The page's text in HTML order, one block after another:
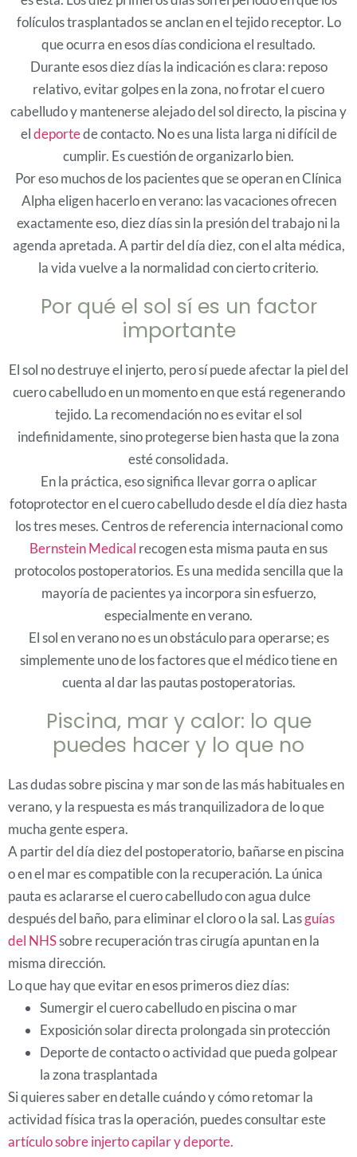
folículos trasplantados se anclan en el tejido receptor. Lo
que ocurra en esos días condiciona el resultado.
Durante esos diez días la indicación es clara: reposo
relativo, evitar golpes en la zona, no frotar el cuero
cabelludo y mantenerse alejado del sol directo, la piscina y
eldeportede contacto. No es una lista larga ni difícil de
cumplir. Es cuestión de organizarlo bien.
Por eso muchos de los pacientes que se operan en Clínica
Alpha eligen hacerlo en verano: las vacaciones ofrecen
exactamente eso, diez días sin la presión del trabajo ni la
agenda apretada. A partir del día diez, con el alta médica,
la vida vuelve a la normalidad con cierto criterio.
Por qué el sol sí es un factor
importante
El sol no destruye el injerto, pero sí puede afectar la piel del
cuero cabelludo en un momento en que está regenerando
tejido. La recomendación no es evitar el sol
indefinidamente, sino protegerse bien hasta que la zona
esté consolidada.
En la práctica, eso significa llevar gorra o aplicar
fotoprotector en el cuero cabelludo desde el día diez hasta
los tres meses. Centros de referencia internacional como
Bernstein Medical recogen esta misma pauta en sus
protocolos postoperatorios. Es una medida sencilla que la
mayoría de pacientes ya incorpora sin esfuerzo,
especialmente en verano.
El sol en verano no es un obstáculo para operarse; es
simplemente uno de los factores que el médico tiene en
cuenta al dar las pautas postoperatorias.
Piscina, mar y calor: lo que
puedes hacer y lo que no
Las dudas sobre piscina y mar son de las más habituales en
verano, y la respuesta es más tranquilizadora de lo que
mucha gente espera.
A partir del día diez del postoperatorio, bañarse en piscina
o en el mar es compatible con la recuperación. La única
pauta es aclararse el cuero cabelludo con agua dulce
después del baño, para eliminar el cloro o la sal. Lasguías
del NHSsobre recuperación tras cirugía apuntan en la
misma dirección.
Lo que hay que evitar en esos primeros diez días:
Sumergir el cuero cabelludo en piscina o mar
Exposición solar directa prolongada sin protección
Deporte de contacto o actividad que pueda golpear
la zona trasplantada
Si quieres saber en detalle cuándo y cómo retomar la
actividad física tras la operación, puedes consultar este
artículo sobre injerto capilar y deporte.